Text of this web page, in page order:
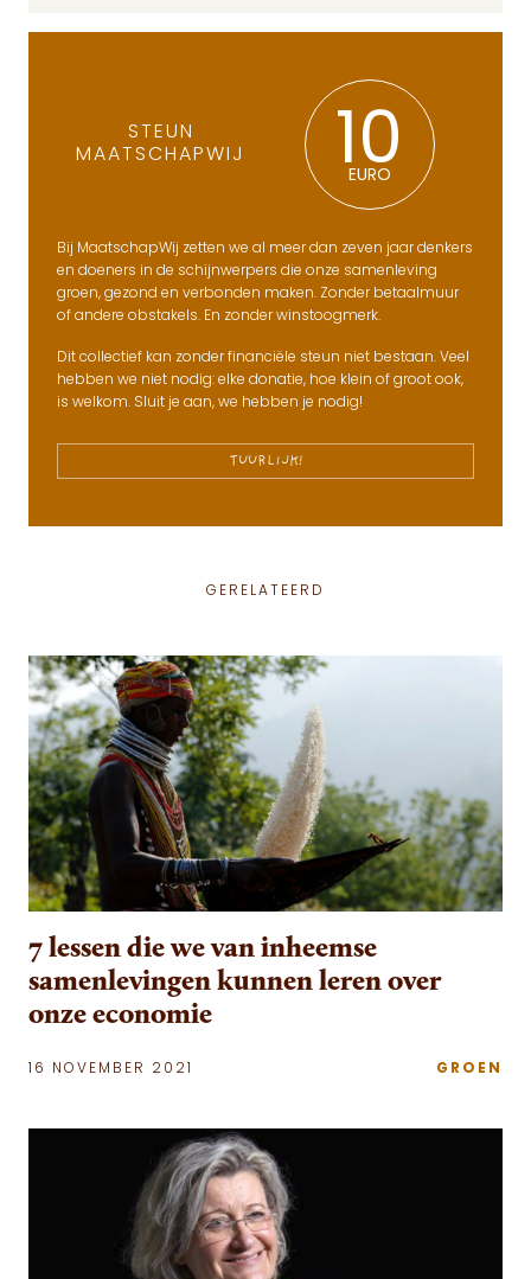
STEUN
MAATSCHAPWIJ
10
EURO
Bij MaatschapWij zetten we al meer dan zeven jaar denkers
en doeners in de schijnwerpers die onze samenleving
groen, gezond en verbonden maken. Zonder betaalmuur
of andere obstakels. En zonder winstoogmerk.
Dit collectief kan zonder financiële steun niet bestaan. Veel
hebben we niet nodig: elke donatie, hoe klein of groot ook,
is welkom. Sluit je aan, we hebben je nodig!
TUURLIJK!
GERELATEERD
7 lessen die we van inheemse
samenlevingen kunnen leren over
onze economie
16 NOVEMBER 2021 GROEN